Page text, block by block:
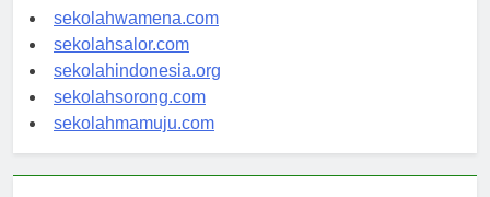
sekolahnabire.com
sekolahwamena.com
sekolahsalor.com
sekolahindonesia.org
sekolahsorong.com